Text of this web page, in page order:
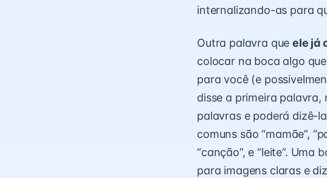
internalizando-as para
Outra palavra queele já
colocar na boca algo
para você (e
disse a primeira palavra,
palavras e poderá dizê-
comuns são “mamãe”,
“canção”, e “leite”.
para imagens claras e